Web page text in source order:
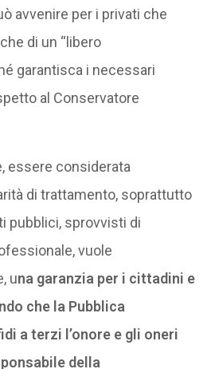
avvenire per i privati che
di un “libero
garantisca i necessari
al Conservatore
essere considerata
di trattamento, soprattutto
pubblici, sprovvisti di
vuole
una garanzia per i cittadini e
che la Pubblica
a terzi l’onore e gli oneri
della